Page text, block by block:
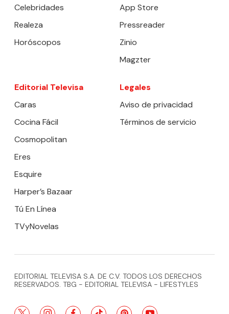
Celebridades
Realeza
Horóscopos
App Store
Pressreader
Zinio
Magzter
Editorial Televisa
Caras
Cocina Fácil
Cosmopolitan
Eres
Esquire
Harper’s Bazaar
Tú En Línea
TVyNovelas
Legales
Aviso de privacidad
Términos de servicio
EDITORIAL TELEVISA S.A. DE C.V. TODOS LOS DERECHOS
RESERVADOS. TBG - EDITORIAL TELEVISA - LIFESTYLES